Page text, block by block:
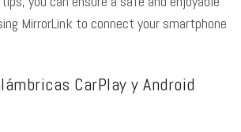
MirrorLink to connect your smartphone
CarPlay y Android